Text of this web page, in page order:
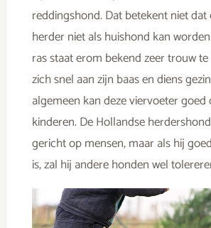
reddingshond. Dat betekent niet
herder niet als huishond kan
ras staat erom bekend zeer trouw
zich snel aan zijn baas en diens
algemeen kan deze viervoeter
kinderen. De Hollandse
gericht op mensen, maar als hij goed
is, zal hij andere honden wel